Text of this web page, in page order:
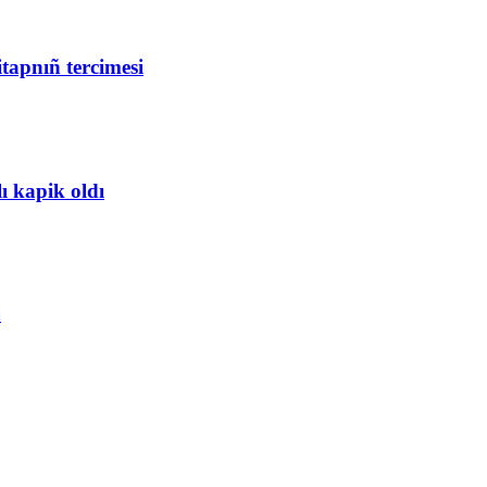
tercimesi
kapik oldı